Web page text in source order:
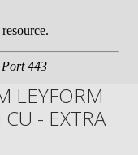
LEYFORM
CU - EXTRA